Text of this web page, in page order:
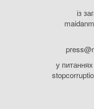
із
у питаннях